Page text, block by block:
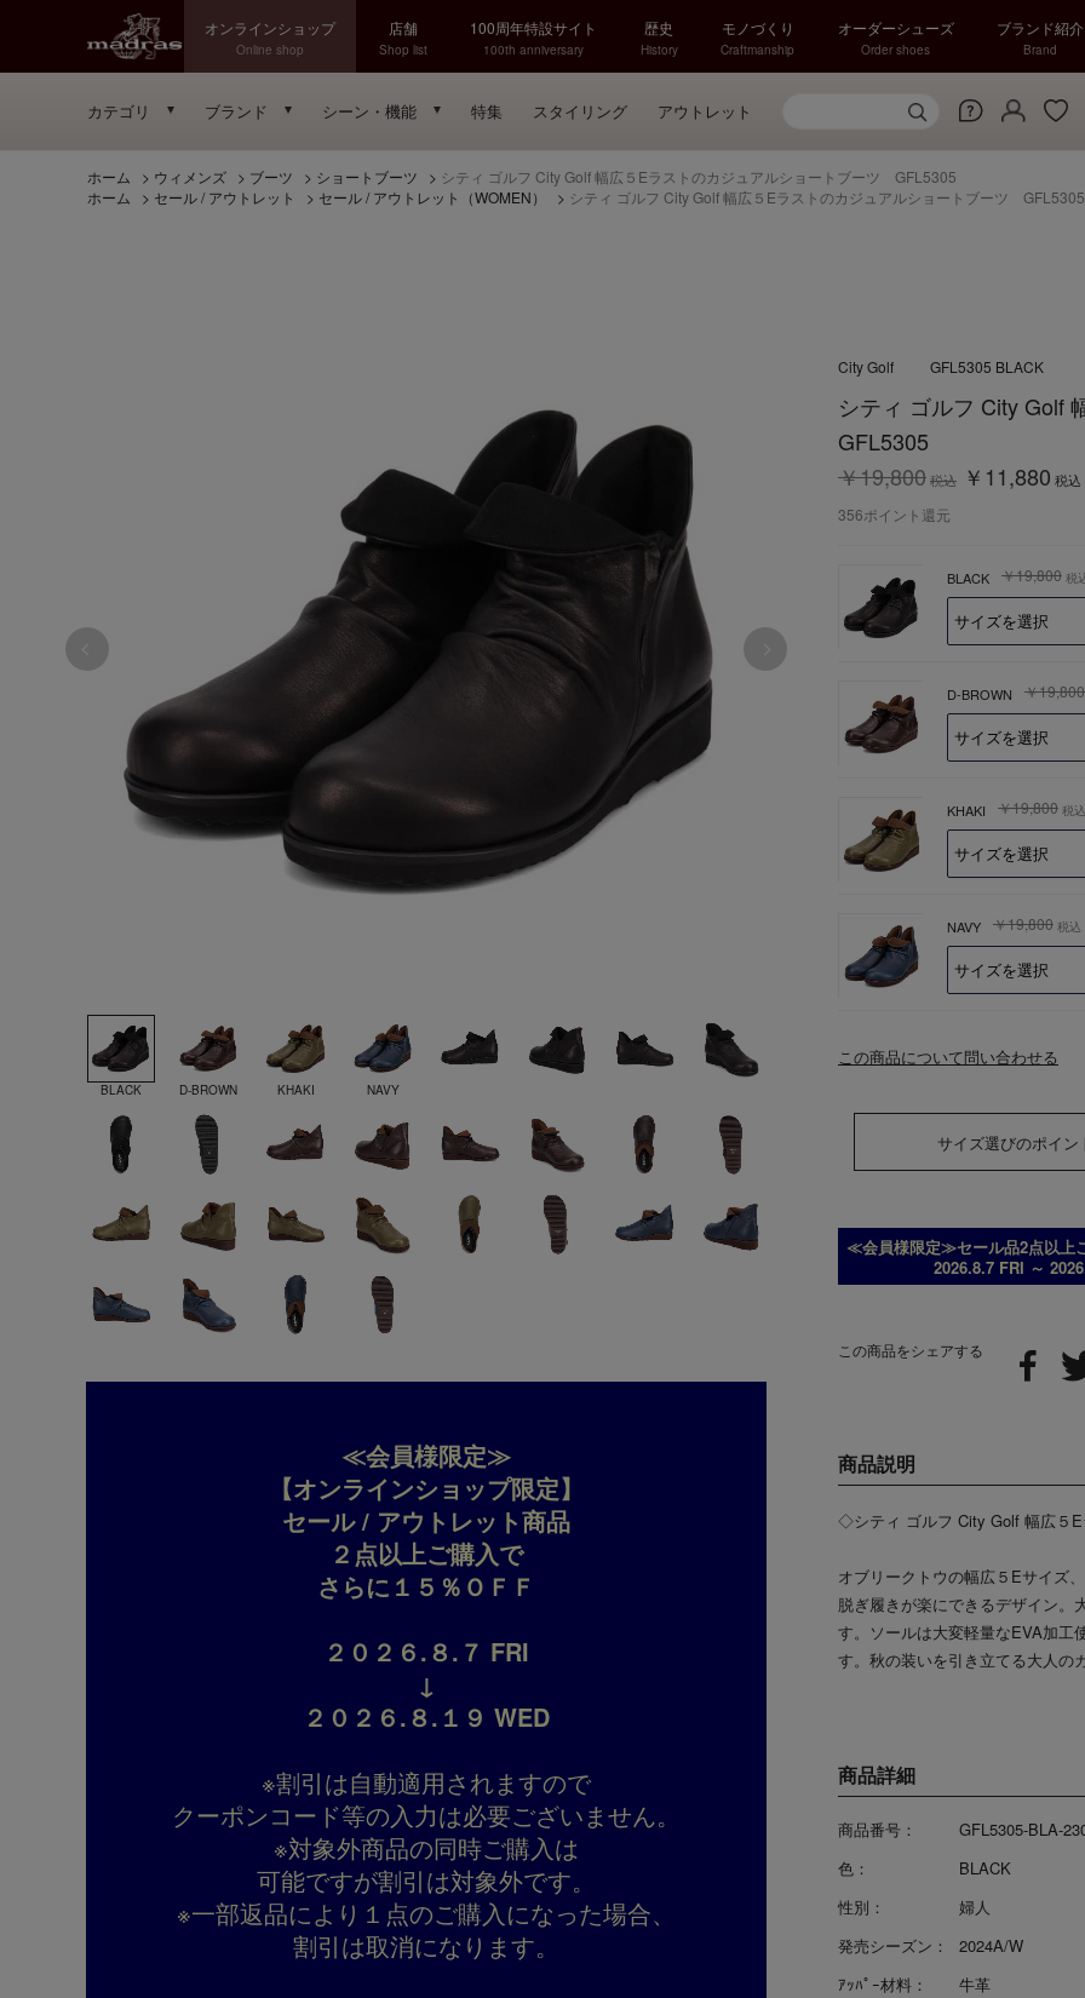
オンラインショップ
Online shop
店舗
Shop list
100周年特設サイト
100th anniversary
歴史
History
モノづくり
Craftmanship
オーダーシューズ
Order shoes
ブランド紹介
Brand
カテゴリ ブランド シーン・機能 特集 スタイリング アウトレット
ホーム > ウィメンズ > ブーツ > ショートブーツ > シティ ゴルフ City Golf 幅広５Eラストのカジュアルショートブーツ GFL5305
ホーム
> セール / アウトレット > セール / アウトレット（WOMEN） > シティ ゴルフ City Golf 幅広５Eラストのカジュアルショートブーツ GFL5305
BLACK D-BROWN KHAKI NAVY
≪会員様限定≫
【オンラインショップ限定】
セール / アウトレット商品
２点以上ご購入で
さらに１５％ＯＦＦ
２０２６.８.７ FRI
↓
２０２６.８.１９ WED
※割引は自動適用されますので
クーポンコード等の入力は必要ございません。
※対象外商品の同時ご購入は
可能ですが割引は対象外です。
※一部返品により１点のご購入になった場合、
割引は取消になります。
この商品をシェアする
シティ ゴルフ City Golf
GFL5305
￥11,880 税込
￥19,800税込
商品詳細
商品番号：
GFL5305-BLA-
色：
BLACK
性別：
婦人
発売シーズン：
2024A/W
ｱｯﾊﾟｰ材料：
牛革
BLACK ￥19,800 税
D-BROWN ￥19,800
KHAKI ￥19,800 税込
NAVY ￥19,800 税込
City Golf GFL5305 BLACK
356ポイント還元
商品説明
◇シティ ゴルフ City Golf 幅広５
オブリークトウの幅広５Eサイズ
脱ぎ履きが楽にできるデザイン。
す。ソールは大変軽量なEVA加工
す。秋の装いを引き立てる大人の
この商品について問い合わせる
サイズ選びのポイン
≪会員様限定≫セール品2点以上
2026.8.7 FRI ～